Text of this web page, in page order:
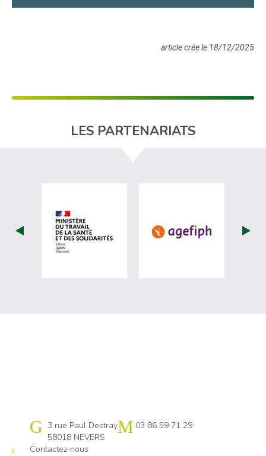
article crée le 18/12/2025
LES PARTENARIATS
visiter les site de Ministère du travail
visiter les
Cap emploi 58
3 rue Paul Destray
58018 NEVERS
03 86 59 71 29
Contactez-nous